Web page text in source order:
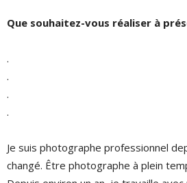
Que souhaitez-vous réaliser à
.
.
.
.
Je suis photographe professionnel
changé. Être photographe à plein